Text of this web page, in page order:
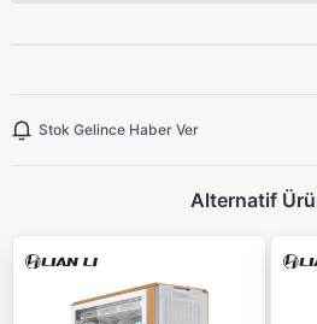
Stok Gelince Haber Ver
Alternatif